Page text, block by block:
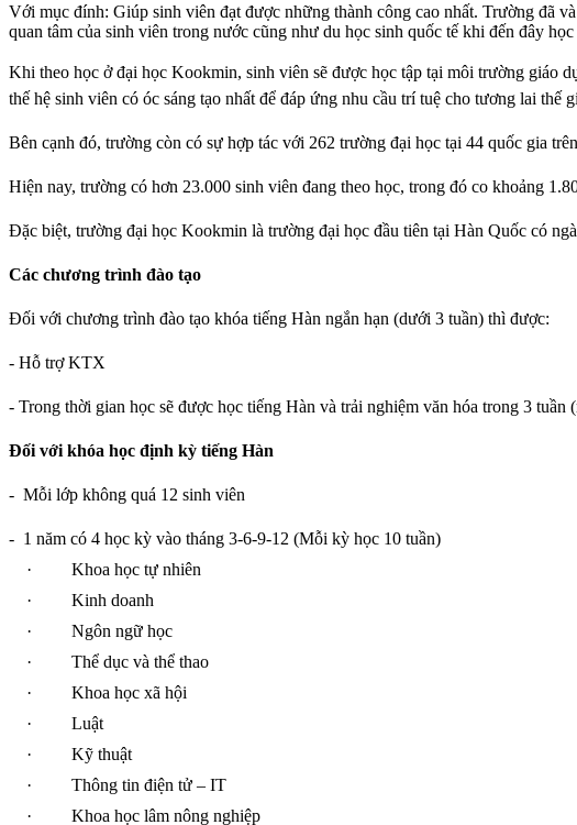
Với mục đính: Giúp sinh viên đạt được những thành công cao nhất. Trường đã
quan tâm của sinh viên trong nước cũng như du học sinh quốc tế khi đến đây
Khi theo học ở đại học Kookmin, sinh viên sẽ được học tập tại môi trường giáo
thế hệ sinh viên có óc sáng tạo nhất để đáp ứng nhu cầu trí tuệ cho tương lai thế
Bên cạnh đó, trường còn có sự hợp tác với 262 trường đại học tại 44 quốc gia
Hiện nay, trường có hơn 23.000 sinh viên đang theo học, trong đó co khoảng
Đặc biệt, trường đại học Kookmin là trường đại học đầu tiên tại Hàn Quốc có
Các chương trình đào tạo
Đối với chương trình đào tạo khóa tiếng Hàn ngắn hạn (dưới 3 tuần) thì được:
- Hỗ trợ KTX
- Trong thời gian học sẽ được học tiếng Hàn và trải nghiệm văn hóa trong 3 tuần
Đối với khóa học định kỳ tiếng Hàn
- Mỗi lớp không quá 12 sinh viên
- 1 năm có 4 học kỳ vào tháng 3-6-9-12 (Mỗi kỳ học 10 tuần)
·
Khoa học tự nhiên
·
Kinh doanh
·
Ngôn ngữ học
·
Thể dục và thể thao
·
Khoa học xã hội
·
Luật
·
Kỹ thuật
·
Thông tin điện tử – IT
·
Khoa học lâm nông nghiệp